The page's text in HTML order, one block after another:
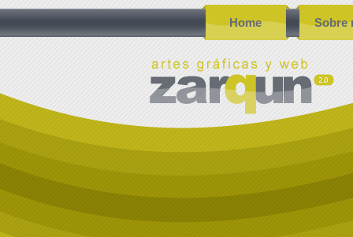
Home Sobre